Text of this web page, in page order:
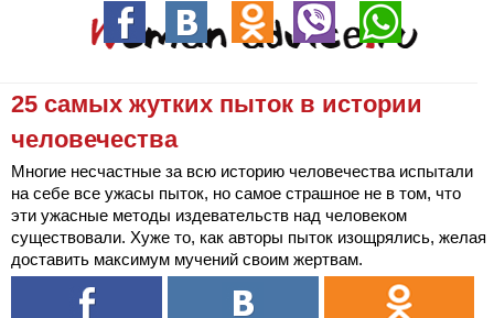
25 самых жутких пыток в истории
человечества
Многие несчастные за всю историю человечества испытали
на себе все ужасы пыток, но самое страшное не в том, что
эти ужасные методы издевательств над человеком
существовали. Хуже то, как авторы пыток изощрялись, желая
доставить максимум мучений своим жертвам.